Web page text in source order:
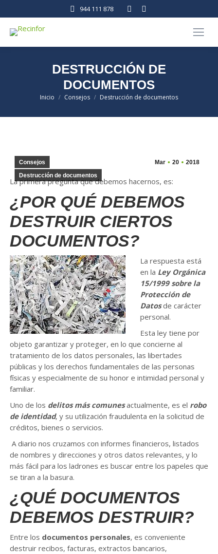
944 111 878
Facebook
in
window
in
window
DESTRUCCIÓN DE
DOCUMENTOS
Estás aquí:
Inicio Consejos Destrucción de documentos
Mar 20 2018
Consejos
Destrucción de documentos
La primera pregunta que debemos hacernos, es:
¿POR QUÉ DEBEMOS
DESTRUIR CIERTOS
DOCUMENTOS?
La respuesta está
en la Ley Orgánica
15/1999 sobre la
Protección de
Datosde carácter
personal.
Esta ley tiene por
objeto garantizar y proteger, en lo que concierne al
tratamiento de los datos personales, las libertades
públicas y los derechos fundamentales de las personas
físicas y especialmente de su honor e intimidad personal y
familiar.
Uno de los delitos más comunesactualmente, es el robo
de identidad, y su utilización fraudulenta en la solicitud de
créditos, bienes o servicios.
A diario nos cruzamos con informes financieros, listados
de nombres y direcciones y otros datos relevantes, y lo
más fácil para los ladrones es buscar entre los papeles que
se tiran a la basura.
¿QUÉ DOCUMENTOS
DEBEMOS DESTRUIR?
Entre los documentos personales, es conveniente
destruir recibos, facturas, extractos bancarios,